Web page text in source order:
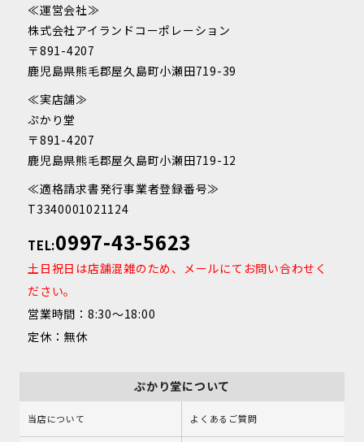
≪運営会社≫
株式会社アイランドコーポレーション
〒891-4207
鹿児島県熊毛郡屋久島町小瀬田719-39
≪実店舗≫
ぷかり堂
〒891-4207
鹿児島県熊毛郡屋久島町小瀬田719-12
≪適格請求書発行事業者登録番号≫
T3340001021124
TEL:0997-43-5623
土日祝日は店舗混雑のため、メールにてお問い合わせく
ださい。
営業時間：8:30～18:00
定休：無休
ぷかり堂について
当店について よくあるご質問